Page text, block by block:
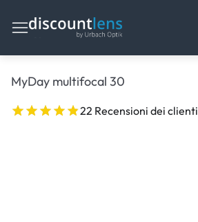
MyDay multifocal 30
22 Recensioni dei clienti